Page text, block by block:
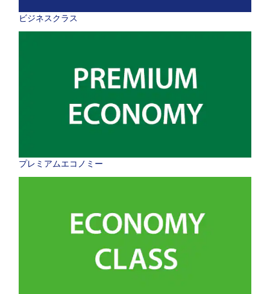
ビジネスクラス
プレミアムエコノミー